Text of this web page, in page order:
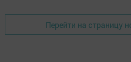
Перейти на страницу